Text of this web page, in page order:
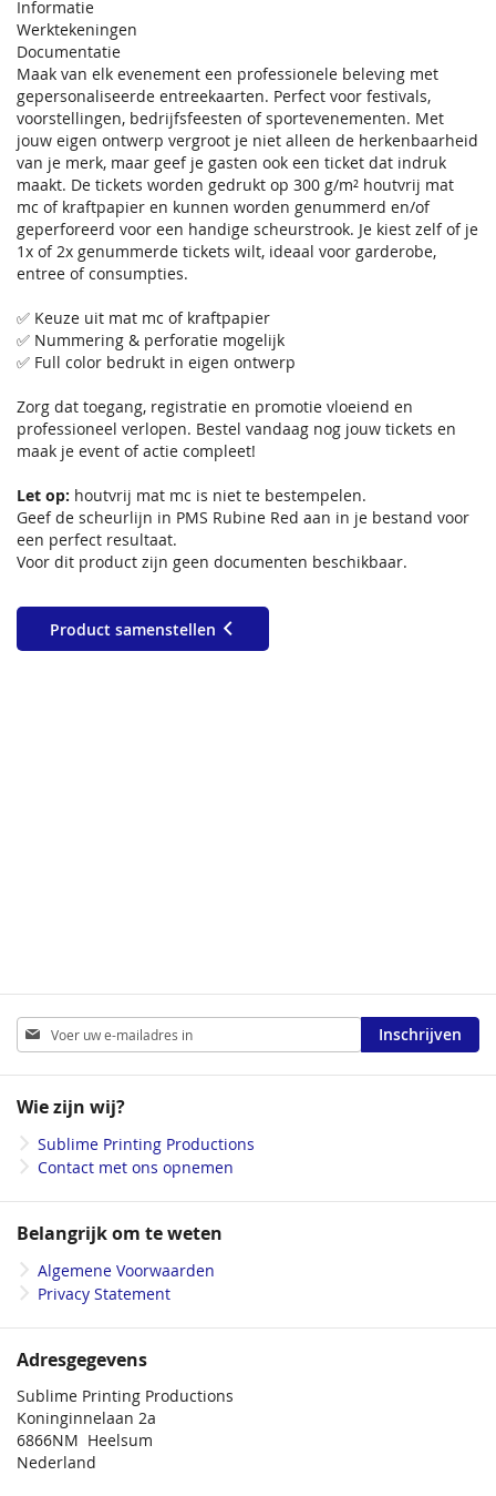
Informatie
Werktekeningen
Documentatie
Maak van elk evenement een professionele beleving met
gepersonaliseerde entreekaarten. Perfect voor festivals,
voorstellingen, bedrijfsfeesten of sportevenementen. Met
jouw eigen ontwerp vergroot je niet alleen de herkenbaarheid
van je merk, maar geef je gasten ook een ticket dat indruk
maakt. De tickets worden gedrukt op 300 g/m² houtvrij mat
mc of kraftpapier en kunnen worden genummerd en/of
geperforeerd voor een handige scheurstrook. Je kiest zelf of je
1x of 2x genummerde tickets wilt, ideaal voor garderobe,
entree of consumpties.
✅ Keuze uit mat mc of kraftpapier
✅ Nummering & perforatie mogelijk
✅ Full color bedrukt in eigen ontwerp
Zorg dat toegang, registratie en promotie vloeiend en
professioneel verlopen. Bestel vandaag nog jouw tickets en
maak je event of actie compleet!
Let op: houtvrij mat mc is niet te bestempelen.
Geef de scheurlijn in PMS Rubine Red aan in je bestand voor
een perfect resultaat.
Voor dit product zijn geen documenten beschikbaar.
Product samenstellen
Full color - Enkelzijdig
Full color - Dubbelzijdig
Houtvrij mat mc
Met perforatie
Voorzijde (1 keer)
Abonneer
u
op
nieuwsbrief
Inschrijven
Wie zijn wij?
Sublime Printing Productions
Contact met ons opnemen
Belangrijk om te weten
Algemene Voorwaarden
Privacy Statement
Adresgegevens
Sublime Printing Productions
Koninginnelaan 2a
6866NM Heelsum
Nederland